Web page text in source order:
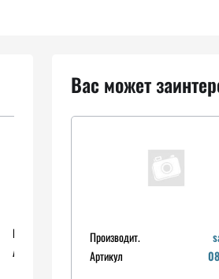
Производит.
Артикул
Вас может
Производит.
Артикул